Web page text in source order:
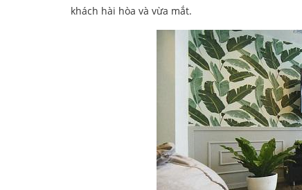
khách hài hòa và vừa mắt.